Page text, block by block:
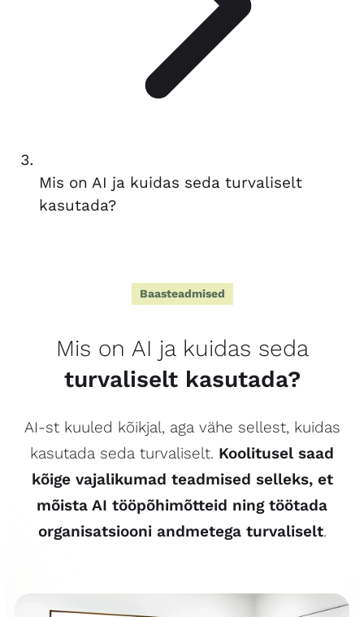
Mis on AI ja kuidas seda turvaliselt
kasutada?
Baasteadmised
Mis on AI ja kuidas seda
turvaliselt kasutada?
AI-st kuuled kõikjal, aga vähe sellest, kuidas
kasutada seda turvaliselt. Koolitusel saad
kõige vajalikumad teadmised selleks, et
mõista AI tööpõhimõtteid ning töötada
organisatsiooni andmetega turvaliselt.